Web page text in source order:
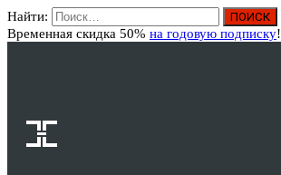
Найти:
Временная скидка 50% на годовую подписку!